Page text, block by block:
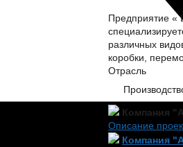
Предприятие «
различных
коробки,
Отрасль
Компания
Описание
Компания